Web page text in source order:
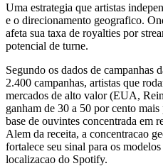
Uma estrategia que artistas
e o direcionamento geografico.
afeta sua taxa de royalties por
potencial de turne.
Segundo os dados de campanhas
2.400 campanhas, artistas que
mercados de alto valor (EUA,
ganham de 30 a 50 por cento
base de ouvintes concentrada em
Alem da receita, a concentracao
fortalece seu sinal para os
localizacao do Spotify.